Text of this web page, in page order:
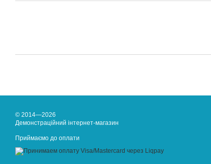
© 2014—2026
Демонстраційний інтернет-магазин
Приймаємо до оплати